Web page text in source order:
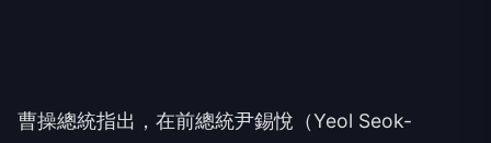
曹操總統指出，在前總統尹錫悅（Yeol Seok-